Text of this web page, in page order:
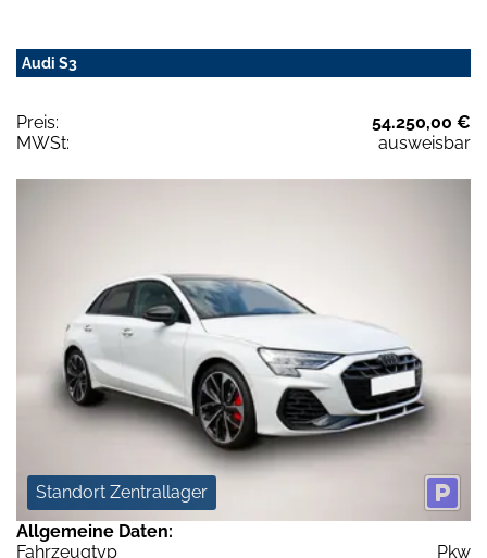
Audi S3
Preis:
54.250,00 €
MWSt:
ausweisbar
Standort Zentrallager
Allgemeine Daten:
Fahrzeugtyp
Pkw